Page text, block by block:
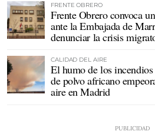
FRENTE OBRERO
Frente Obrero convoca
ante la Embajada de
denunciar la crisis
CALIDAD DEL AIRE
El humo de los
de polvo africano
aire en Madrid